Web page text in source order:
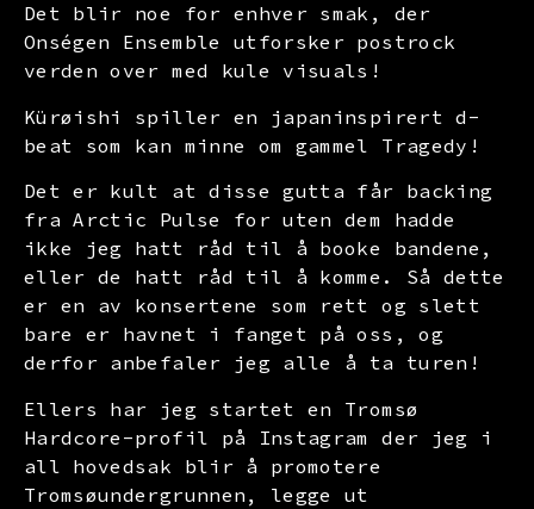
Det blir noe for enhver smak, der
Onségen Ensemble utforsker postrock
verden over med kule visuals!
Kürøishi spiller en japaninspirert d-
beat som kan minne om gammel Tragedy!
Det er kult at disse gutta får backing
fra Arctic Pulse for uten dem hadde
ikke jeg hatt råd til å booke bandene,
eller de hatt råd til å komme. Så dette
er en av konsertene som rett og slett
bare er havnet i fanget på oss, og
derfor anbefaler jeg alle å ta turen!
Ellers har jeg startet en Tromsø
Hardcore-profil
på Instagramder jeg i
all hovedsak blir å promotere
Tromsøundergrunnen, legge ut